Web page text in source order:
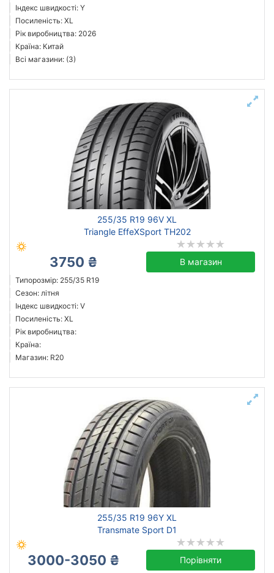
Індекс швидкості: Y
Посиленість: XL
Рік виробництва: 2026
Країна: Китай
Всі магазини: (3)
255/35 R19 96V XL
Triangle EffeXSport TH202
3750 ₴ В магазин
Типорозмір: 255/35 R19
Сезон: літня
Індекс швидкості: V
Посиленість: XL
Рік виробництва:
Країна:
Магазин: R20
255/35 R19 96Y XL
Transmate Sport D1
3000-3050 ₴ Порівняти